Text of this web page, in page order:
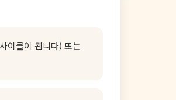
이클이 됩니다) 또는